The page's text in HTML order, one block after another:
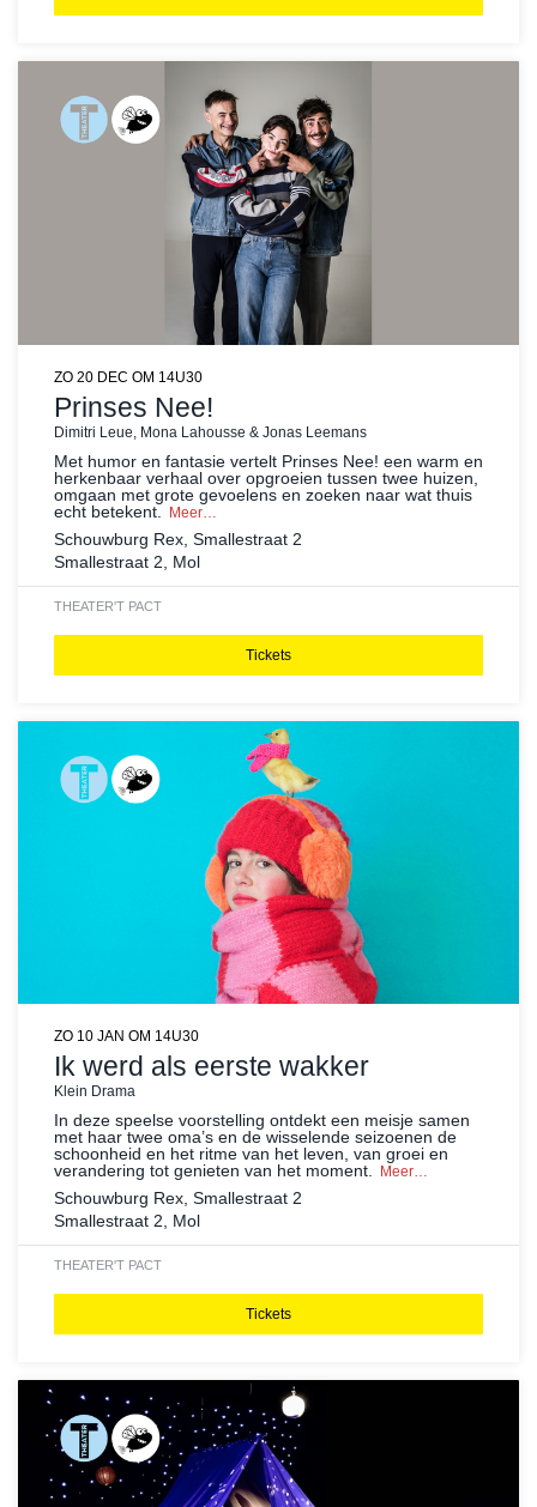
Prinses Nee!
Dimitri Leue, Mona Lahousse & Jonas Leemans
ZO 20 DEC OM 14U30
Met humor en fantasie vertelt Prinses Nee! een warm en
herkenbaar verhaal over opgroeien tussen twee huizen,
omgaan met grote gevoelens en zoeken naar wat thuis
echt betekent. Meer…
Schouwburg Rex, Smallestraat 2
Smallestraat 2, Mol
THEATER'T PACT
Tickets
Ik werd als eerste wakker
Klein Drama
ZO 10 JAN OM 14U30
In deze speelse voorstelling ontdekt een meisje samen
met haar twee oma’s en de wisselende seizoenen de
schoonheid en het ritme van het leven, van groei en
verandering tot genieten van het moment.
Meer…
Schouwburg Rex, Smallestraat 2
Smallestraat 2, Mol
THEATER'T PACT
Tickets